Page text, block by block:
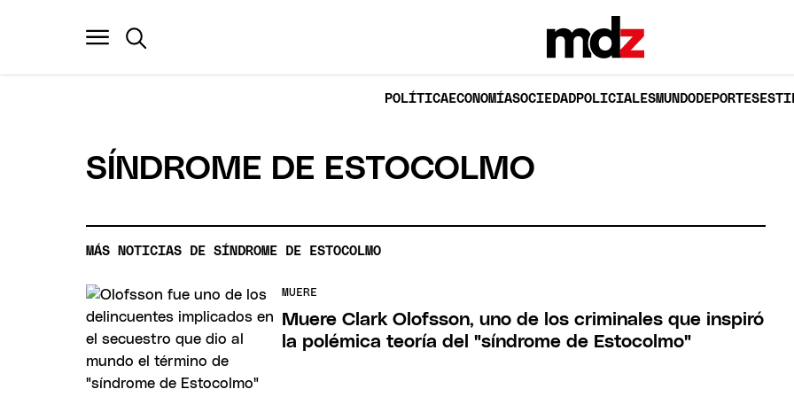
POLÍTICAECONOMÍASOCIEDADPOLICIALESMUNDODEPORTES
SÍNDROME DE ESTOCOLMO
MÁS NOTICIAS DE SÍNDROME DE ESTOCOLMO
MUERE
Muere Clark Olofsson, uno de los criminales que inspiró
la polémica teoría del "síndrome de Estocolmo"